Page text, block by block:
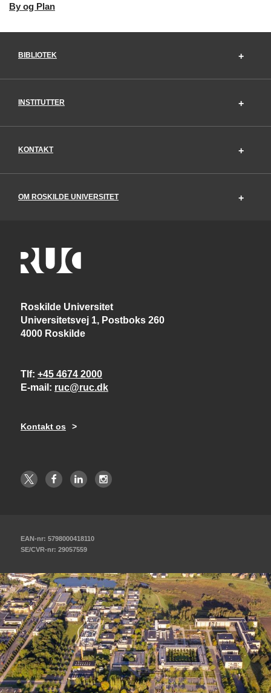
By og Plan
BIBLIOTEK
INSTITUTTER
KONTAKT
OM ROSKILDE UNIVERSITET
Roskilde Universitet
Universitetsvej 1, Postboks 260
4000 Roskilde
Tlf +45 4674 2000
E-mail
ruc@ruc.dk
Kontakt os
EAN-nr: 5798000418110
SE/CVR-nr: 29057559